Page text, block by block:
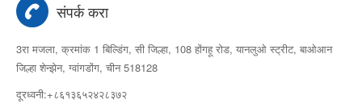
संपर्क करा
3रा मजला, क्रमांक 1 बिल्डिंग, सी जिल्हा, 108 होंगहू रोड, यानलुओ स्ट्रीट, बाओआन
जिल्हा शेन्झेन, ग्वांगडोंग, चीन 518128
दूरध्वनी:+८६१३६५२४२८३७२